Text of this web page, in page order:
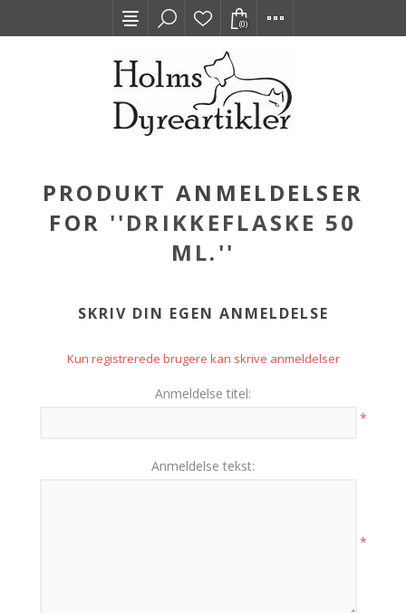
(0)
PRODUKT ANMELDELSER
FOR
DRIKKEFLASKE 50
ML.
SKRIV DIN EGEN ANMELDELSE
Kun registrerede brugere kan skrive anmeldelser
Anmeldelse titel:
*
Anmeldelse tekst:
*